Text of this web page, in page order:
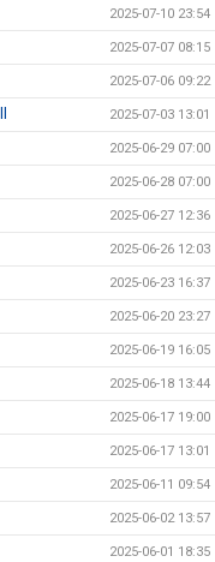
2025-07-10 23:54
2025-07-07 08:15
2025-07-06 09:22
2025-07-03 13:01
2025-06-29 07:00
2025-06-28 07:00
2025-06-27 12:36
2025-06-26 12:03
2025-06-23 16:37
2025-06-20 23:27
2025-06-19 16:05
2025-06-18 13:44
2025-06-17 19:00
2025-06-17 13:01
2025-06-11 09:54
2025-06-02 13:57
2025-06-01 18:35